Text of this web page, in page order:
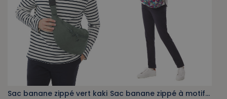
Sac banane zippé vert kaki Sac banane zippé à motifs corail